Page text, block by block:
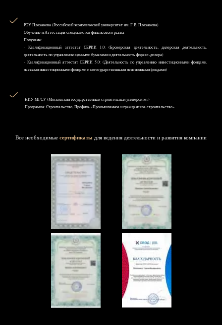
РЭУ Плеханова (Российский экономический университет им. Г.В. Плеханова)
Обучение и Аттестация специалистов финансового рынка
Получены:
- Квалификационный аттестат СЕРИИ 1.0: (Брокерская деятельность, дилерская деятельность,
деятельность по управлению ценными бумагами и деятельность форекс-дилера)
- Квалификационный аттестат СЕРИИ 5.0: (Деятельность по управлению инвестиционными фондами,
паевыми инвестиционными фондами и негосударственными пенсионными фондами)
НИУ MГСУ (Московский государственный строительный университет)
Программа: Строительство, Профиль «Промышленное и гражданское строительство»
Все необходимые сертификаты для ведения деятельности и развития компании